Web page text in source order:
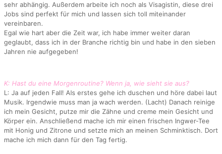
sehr abhängig. Außerdem arbeite ich noch als Visagistin, diese drei
Jobs sind perfekt für mich und lassen sich toll miteinander
vereinbaren.
Egal wie hart aber die Zeit war, ich habe immer weiter daran
geglaubt, dass ich in der Branche richtig bin und habe in den sieben
Jahren nie aufgegeben!
K: Hast du eine Morgenroutine? Wenn ja, wie sieht sie aus?
L: Ja auf jeden Fall! Als erstes gehe ich duschen und höre dabei laut
Musik. Irgendwie muss man ja wach werden. (Lacht) Danach reinige
ich mein Gesicht, putze mir die Zähne und creme mein Gesicht und
Körper ein. Anschließend mache ich mir einen frischen Ingwer-Tee
mit Honig und Zitrone und setzte mich an meinen Schminktisch. Dort
mache ich mich dann für den Tag fertig.